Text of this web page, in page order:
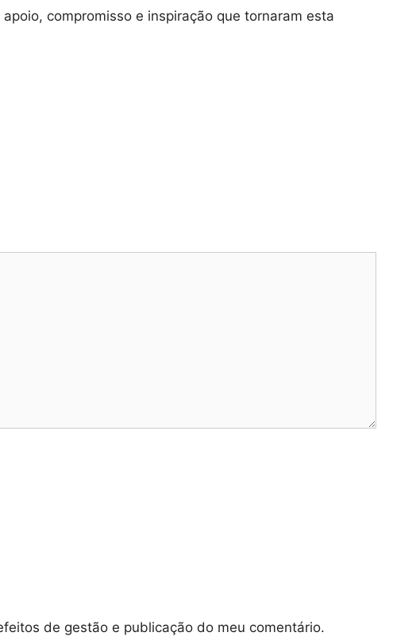
compromisso e inspiração que tornaram esta
de gestão e publicação do meu comentário.